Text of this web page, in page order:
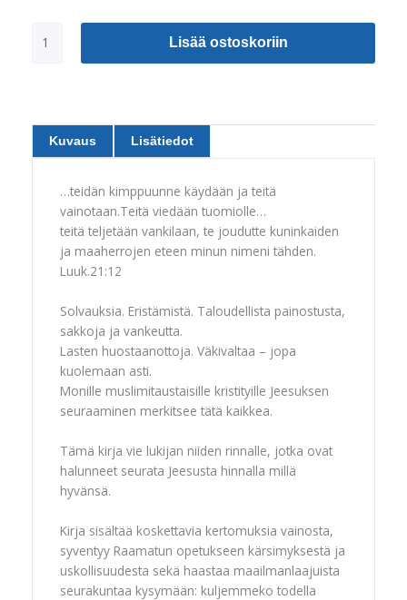
Aaron
Lisää ostoskoriin
Kuvaus Lisätiedot
…teidän kimppuunne käydään ja teitä
vainotaan.Teitä viedään tuomiolle…
teitä teljetään vankilaan, te joudutte kuninkaiden
ja maaherrojen eteen minun nimeni tähden.
Luuk.21:12
Solvauksia. Eristämistä. Taloudellista painostusta,
sakkoja ja vankeutta.
Lasten huostaanottoja. Väkivaltaa – jopa
kuolemaan asti.
Monille muslimitaustaisille kristityille Jeesuksen
seuraaminen merkitsee tätä kaikkea.
Tämä kirja vie lukijan niiden rinnalle, jotka ovat
halunneet seurata Jeesusta hinnalla millä
hyvänsä.
Kirja sisältää koskettavia kertomuksia vainosta,
syventyy Raamatun opetukseen kärsimyksestä ja
uskollisuudesta sekä haastaa maailmanlaajuista
seurakuntaa kysymään: kuljemmeko todella